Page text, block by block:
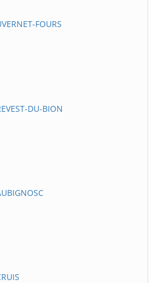
FOURS
DU-BION